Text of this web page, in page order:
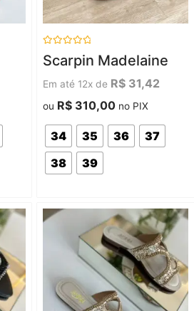
0
Scarpin Madelaine
Em até 12x de R$ 31,42
ou R$ 310,00 no PIX
34 35 36
37
38
39